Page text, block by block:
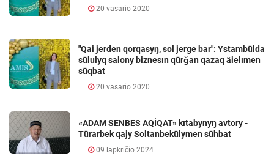
20 vasario 2020
"Qai jerden qorqasyŋ, sol jerge bar": Ystambūlda
sūlulyq salony biznesın qūrǧan qazaq äielımen
sūqbat
20 vasario 2020
«ADAM SENBES AQİQAT» kıtabynyŋ avtory -
Tūrarbek qajy Soltanbekūlymen sūhbat
09 lapkričio 2024